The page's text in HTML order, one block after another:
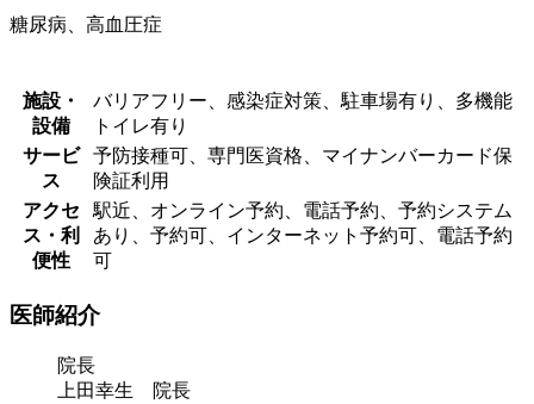
糖尿病、高血圧症
施設・
設備
バリアフリー、感染症対策、駐車場有り、多機能
トイレ有り
サービ
ス
予防接種可、専門医資格、マイナンバーカード保
険証利用
アクセ
ス・利
便性
駅近、オンライン予約、電話予約、予約システム
あり、予約可、インターネット予約可、電話予約
可
医師紹介
院長
上田幸生 院長